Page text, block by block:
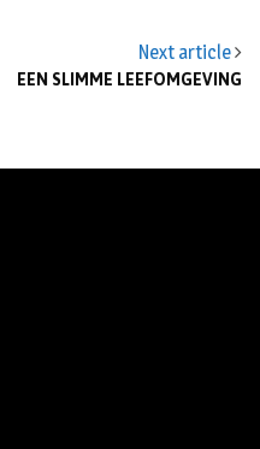
Next article
EEN SLIMME LEEFOMGEVING